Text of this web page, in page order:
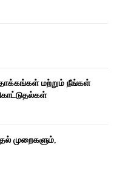
மற்றும் நீங்கள்
முறைகளும்,